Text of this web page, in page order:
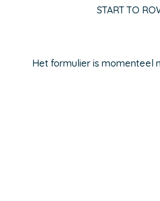
START TO
Het formulier is momenteel